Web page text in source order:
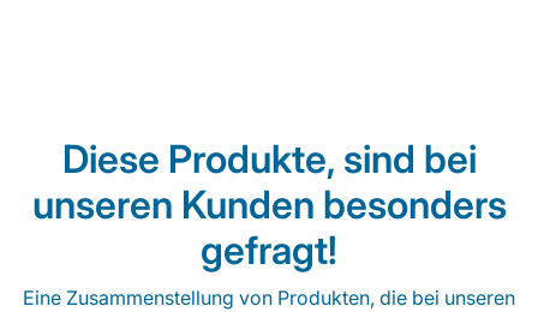
Diese Produkte, sind bei
unseren Kunden besonders
gefragt!
Eine Zusammenstellung von Produkten, die bei unseren